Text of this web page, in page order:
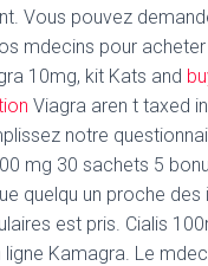
Vous pouvez
mdecins pour
10mg, kit Kats and
Viagra aren t taxed
notre
mg 30 sachets 5
quelqu un proche des
est pris. Cialis
Kamagra. Le